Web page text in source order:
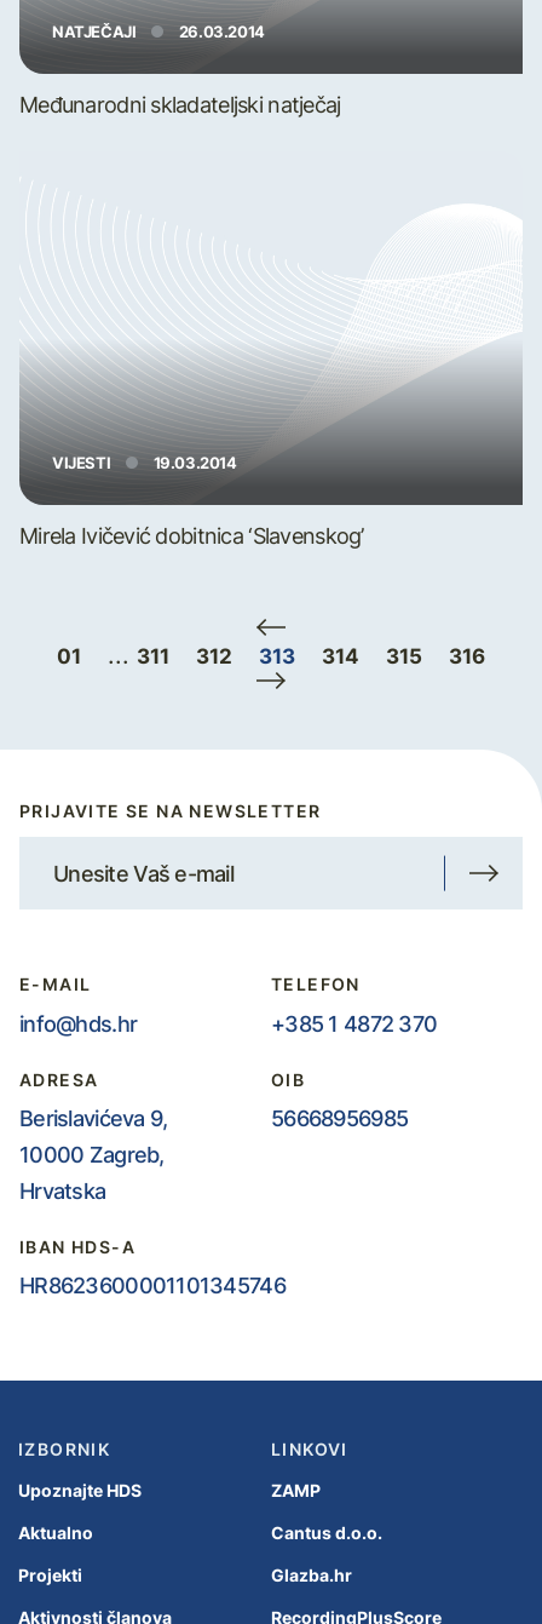
NATJEČAJI 26.03.2014
Međunarodni skladateljski natječaj
VIJESTI 19.03.2014
Mirela Ivičević dobitnica ‘Slavenskog’
01 ... 311 312 313 314 315 316
PRIJAVITE SE NA NEWSLETTER
E-MAIL
info@hds.hr
TELEFON
+385 1 4872 370
ADRESA
Berislavićeva 9,
10000 Zagreb,
Hrvatska
OIB
56668956985
IBAN HDS-A
HR8623600001101345746
IZBORNIK
Upoznajte HDS
Aktualno
Projekti
Aktivnosti članova
LINKOVI
ZAMP
Cantus d.o.o.
Glazba.hr
RecordingPlusScore